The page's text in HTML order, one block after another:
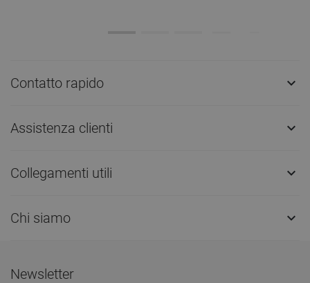
Contatto rapido 
Assistenza clienti 
Collegamenti utili 
Chi siamo 
Newsletter